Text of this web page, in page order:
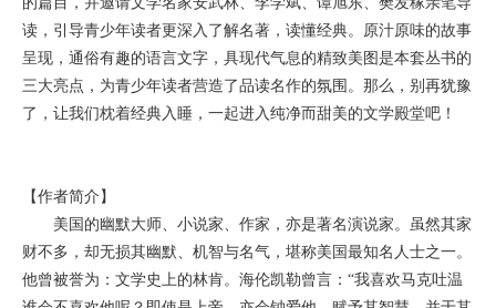
读，引导青少年读者更深入了解名著，读懂经典。原汁原味的故事
呈现，通俗有趣的语言文字，具现代气息的精致美图是本套丛书的
三大亮点，为青少年读者营造了品读名作的氛围。那么，别再犹豫
了，让我们枕着经典入睡，一起进入纯净而甜美的文学殿堂吧！
【作者简介】
美国的幽默大师、小说家、作家，亦是著名演说家。虽然其家
财不多，却无损其幽默、机智与名气，堪称美国最知名人士之一。
他曾被誉为：文学史上的林肯。海伦凯勒曾言：“我喜欢马克吐温